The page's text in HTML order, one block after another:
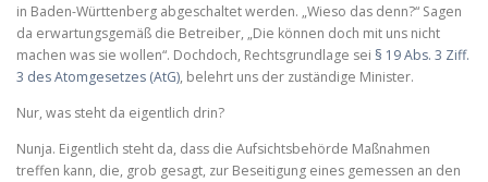
in Baden-Württenberg abgeschaltet werden. „Wieso das denn?“ Sagen
da erwartungsgemäß die Betreiber, „Die können doch mit uns nicht
machen was sie wollen“. Dochdoch, Rechtsgrundlage sei § 19 Abs. 3 Ziff.
3 des Atomgesetzes (AtG), belehrt uns der zuständige Minister.
Nur, was steht da eigentlich drin?
Nunja. Eigentlich steht da, dass die Aufsichtsbehörde Maßnahmen
treffen kann, die, grob gesagt, zur Beseitigung eines gemessen an den